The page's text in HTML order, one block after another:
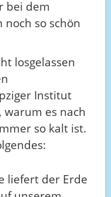
bei dem
so schön
losgelassen
Institut
es nach
so kalt ist.
liefert der Erde